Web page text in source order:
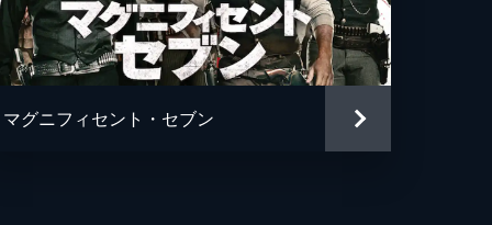
フォアマン
・ブール
マグニフィセント・セブン